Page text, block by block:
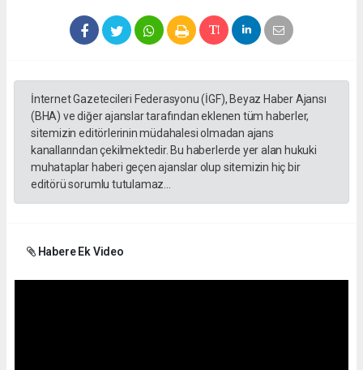
İnternet Gazetecileri Federasyonu (İGF), Beyaz Haber Ajansı
(BHA) ve diğer ajanslar tarafından eklenen tüm haberler,
sitemizin editörlerinin müdahalesi olmadan ajans
kanallarından çekilmektedir. Bu haberlerde yer alan hukuki
muhataplar haberi geçen ajanslar olup sitemizin hiç bir
editörü sorumlu tutulamaz...
Habere Ek Video